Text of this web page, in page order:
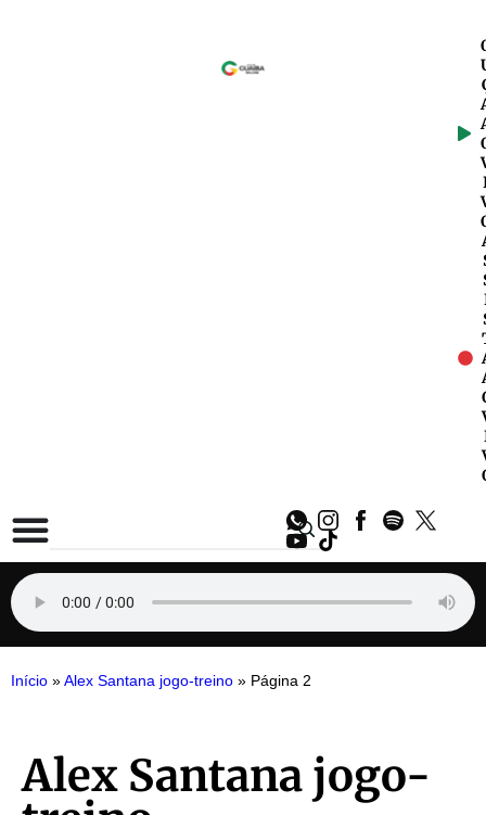
Início » Alex Santana jogo-treino » Página 2
Alex Santana jogo-